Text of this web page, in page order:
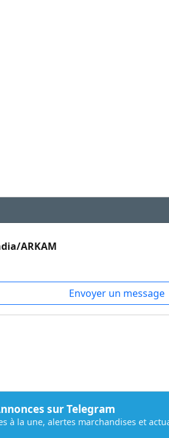
ARKAM
Envoyer un message
sur Telegram
à la une, alertes marchandises et